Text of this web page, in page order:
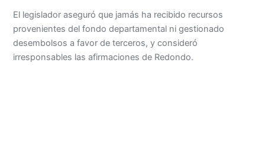
El legislador aseguró que jamás ha recibido recursos
provenientes del fondo departamental ni gestionado
desembolsos a favor de terceros, y consideró
irresponsables las afirmaciones de Redondo.